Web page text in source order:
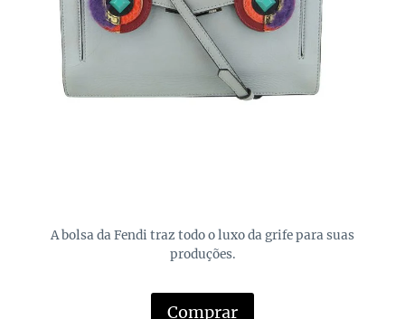
A bolsa da Fendi traz todo o luxo da grife para suas
produções.
Comprar